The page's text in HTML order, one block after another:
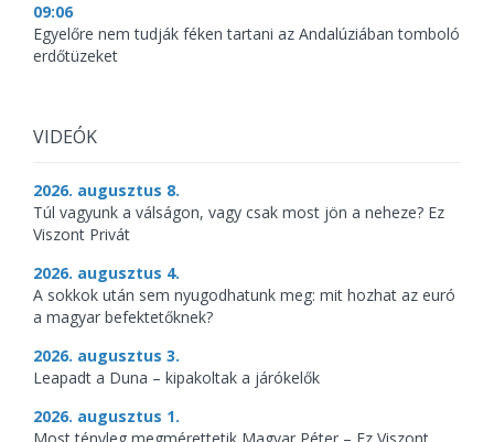
09:06
Egyelőre nem tudják féken tartani az Andalúziában tomboló
erdőtüzeket
VIDEÓK
2026. augusztus 8.
Túl vagyunk a válságon, vagy csak most jön a neheze? Ez
Viszont Privát
2026. augusztus 4.
A sokkok után sem nyugodhatunk meg: mit hozhat az euró
a magyar befektetőknek?
2026. augusztus 3.
Leapadt a Duna – kipakoltak a járókelők
2026. augusztus 1.